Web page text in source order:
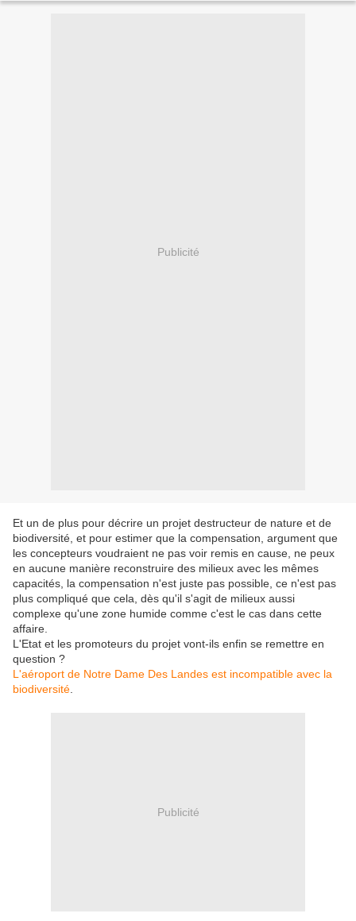
Publicité
Et un de plus pour décrire un projet destructeur de nature et de
biodiversité, et pour estimer que la compensation, argument que
les concepteurs voudraient ne pas voir remis en cause, ne peux
en aucune manière reconstruire des milieux avec les mêmes
capacités, la compensation n'est juste pas possible, ce n'est pas
plus compliqué que cela, dès qu'il s'agit de milieux aussi
complexe qu'une zone humide comme c'est le cas dans cette
affaire.
L'Etat et les promoteurs du projet vont-ils enfin se remettre en
question ?
L'aéroport de Notre Dame Des Landes est incompatible avec la
biodiversité
Publicité